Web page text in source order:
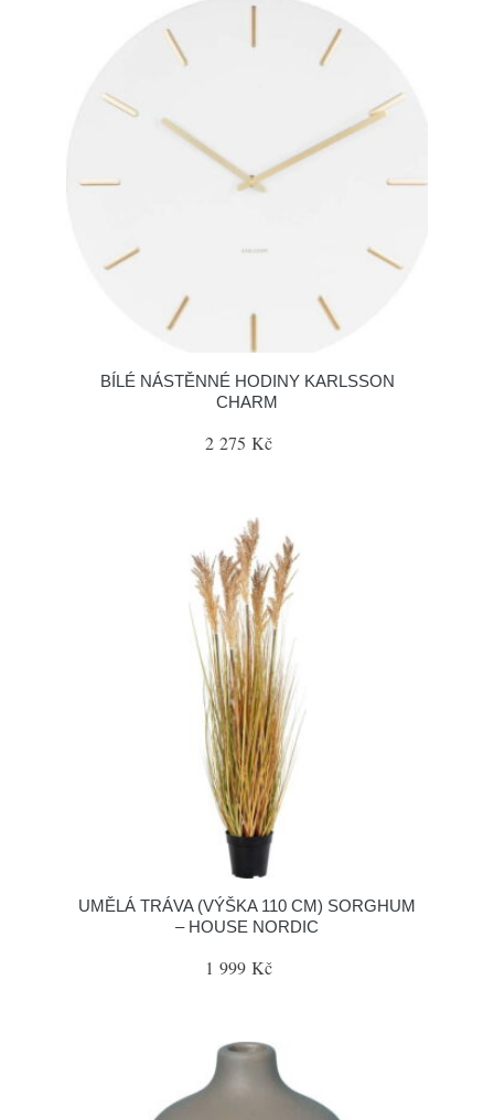
BÍLÉ NÁSTĚNNÉ HODINY KARLSSON
CHARM
2 275 Kč
UMĚLÁ TRÁVA (VÝŠKA 110 CM) SORGHUM
– HOUSE NORDIC
1 999 Kč